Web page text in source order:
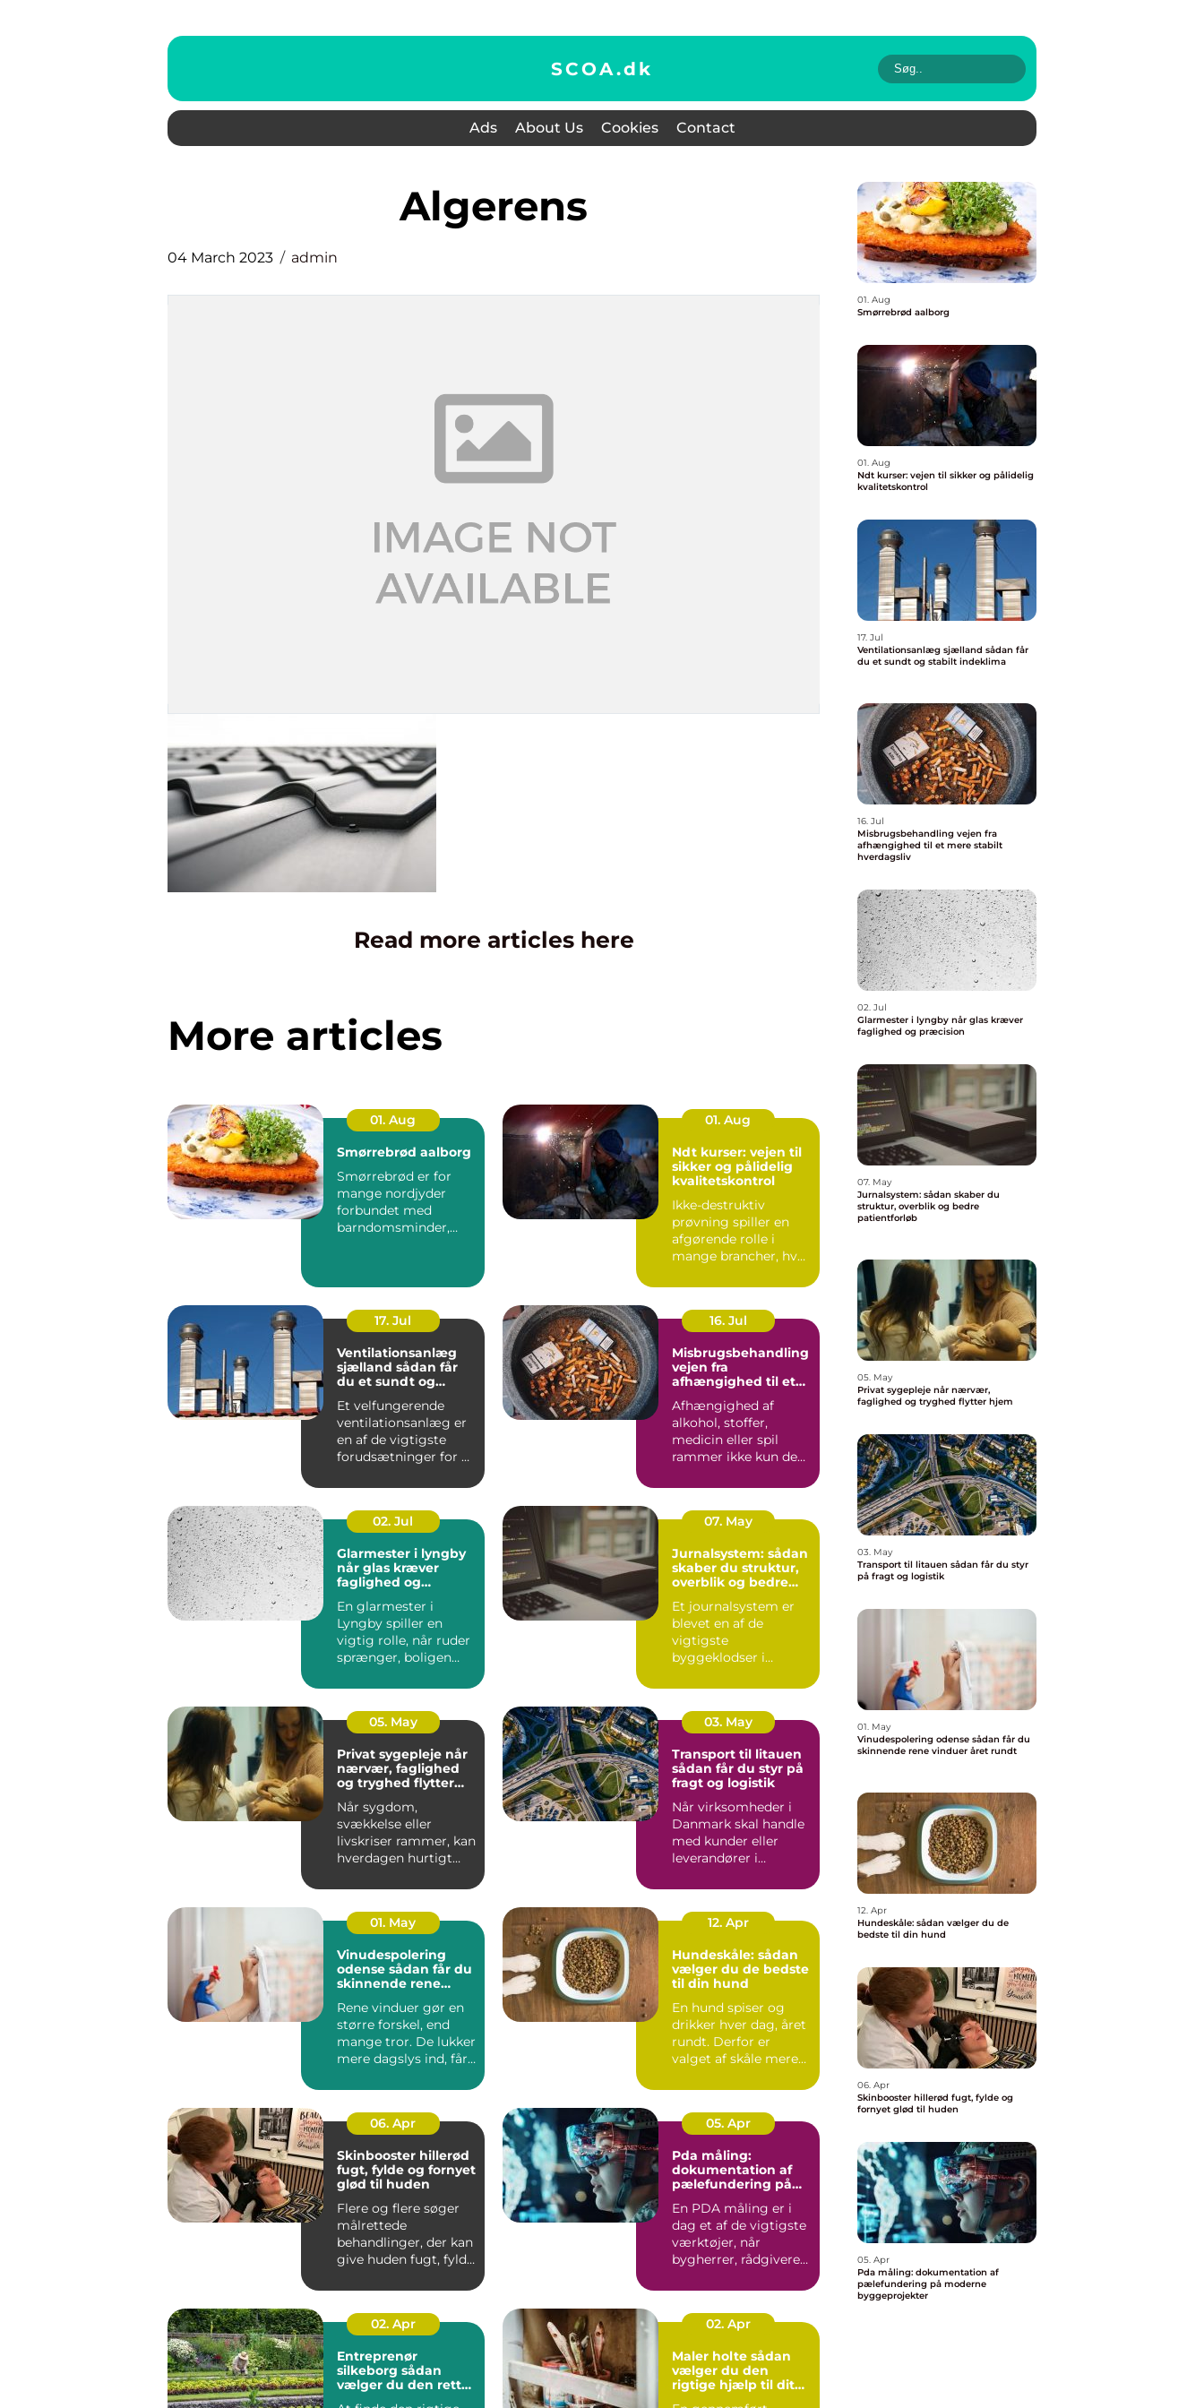
SCOA.dk
Ads About Us Cookies Contact
algerens
04 March 2023 admin
Read more articles here
More articles
01. Aug
Smørrebrød aalborg
Smørrebrød er for
mange nordjyder
forbundet med
barndomsminder,
01. Aug
Ndt kurser: vejen til
sikker og pålidelig
kvalitetskontrol
Ikke-destruktiv
prøvning spiller en
afgørende rolle i
mange brancher, hvor
d...
17. Jul
Ventilationsanlæg
sjælland sådan får
du et sundt og
Et velfungerende
ventilationsanlæg er
en af de vigtigste
forudsætninger for et
16. Jul
Misbrugsbehandling
vejen fra
afhængighed til et
hverdagsliv
Afhængighed af
alkohol, stoffer,
medicin eller spil
rammer ikke kun den
arbe...
02. Jul
Glarmester i lyngby
når glas kræver
faglighed og
En glarmester i
Lyngby spiller en
vigtig rolle, når ruder
sprænger, boligen
el...
07. May
Jurnalsystem: sådan
skaber du struktur,
overblik og bedre
Et journalsystem er
blevet en af de
vigtigste
byggeklodser i
sundhedsvæsen. Når
læger, klini...
05. May
Privat sygepleje når
nærvær, faglighed
og tryghed flytter
Når sygdom,
svækkelse eller
livskriser rammer, kan
hverdagen hurtigt
Mange oplev...
03. May
Transport til litauen
sådan får du styr på
fragt og logistik
Når virksomheder i
Danmark skal handle
med kunder eller
leverandører i
transport t...
01. May
Vinudespolering
odense sådan får du
skinnende rene
Rene vinduer gør en
større forskel, end
mange tror. De lukker
mere dagslys ind, får
12. Apr
Hundeskåle: sådan
vælger du de bedste
til din hund
En hund spiser og
drikker hver dag, året
rundt. Derfor er
valget af skåle mere
06. Apr
Skinbooster hillerød
fugt, fylde og fornyet
glød til huden
Flere og flere søger
målrettede
behandlinger, der kan
give huden fugt, fylde
ændre a...
05. Apr
Pda måling:
dokumentation af
pælefundering på
byggeprojekter
En PDA måling er i
dag et af de vigtigste
værktøjer, når
bygherrer, rådgivere
s...
02. Apr
Entreprenør
silkeborg sådan
vælger du den rette
02. Apr
Maler holte sådan
vælger du den
rigtige hjælp til dit
01. Aug
Smørrebrød aalborg
01. Aug
Ndt kurser: vejen til sikker og pålidelig
kvalitetskontrol
17. Jul
Ventilationsanlæg sjælland sådan får
du et sundt og stabilt indeklima
16. Jul
Misbrugsbehandling vejen fra
afhængighed til et mere stabilt
hverdagsliv
02. Jul
Glarmester i lyngby når glas kræver
faglighed og præcision
07. May
Jurnalsystem: sådan skaber du
struktur, overblik og bedre
patientforløb
05. May
Privat sygepleje når nærvær,
faglighed og tryghed flytter hjem
03. May
Transport til litauen sådan får du styr
på fragt og logistik
01. May
Vinudespolering odense sådan får du
skinnende rene vinduer året rundt
12. Apr
Hundeskåle: sådan vælger du de
bedste til din hund
06. Apr
Skinbooster hillerød fugt, fylde og
fornyet glød til huden
05. Apr
Pda måling: dokumentation af
pælefundering på moderne
byggeprojekter